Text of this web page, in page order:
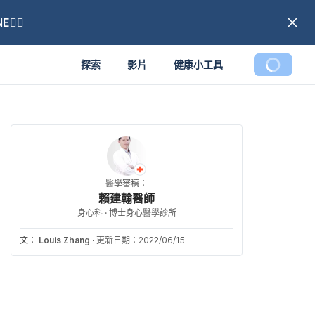
探索 影片 健康小工具
醫學審稿：
賴建翰醫師
身心科 · 博士身心醫學診所
文： Louis Zhang · 更新日期：2022/06/15